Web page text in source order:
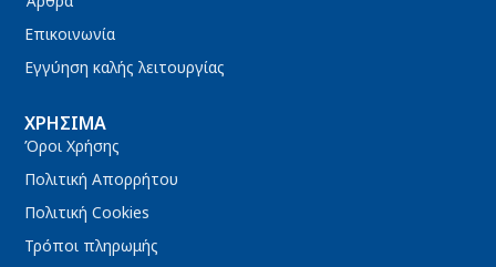
Επικοινωνία
Εγγύηση καλής λειτουργίας
ΧΡΉΣΙΜΑ
Όροι Χρήσης
Πολιτική Απορρήτου
Πολιτική Cookies
Τρόποι πληρωμής